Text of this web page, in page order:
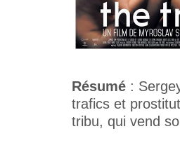
Résumé :
trafics et
tribu, qui vend